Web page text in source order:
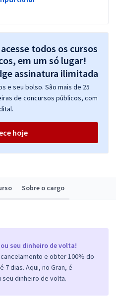
Sobre o cargo
seu dinheiro de volta!
e obter 100% do
7 dias. Aqui, no Gran, é
dinheiro de volta.
todos os cursos
em um só lugar!
e seu bolso. São mais de 25
de concursos públicos, com
hoje